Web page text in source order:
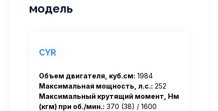
модель
CYR
Объем двигателя, куб.см: 1984
Максимальная мощность, л.с.: 252
Максимальный крутящий момент, Нм
(кгм) при об./мин.: 370 (38) / 1600